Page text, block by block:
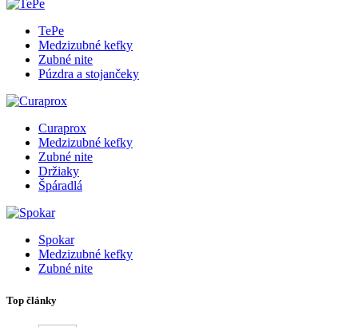
TePe
Medzizubné kefky
Zubné nite
Púzdra a stojančeky
Curaprox
Medzizubné kefky
Zubné nite
Držiaky
Špáradlá
Spokar
Medzizubné kefky
Zubné nite
Top články